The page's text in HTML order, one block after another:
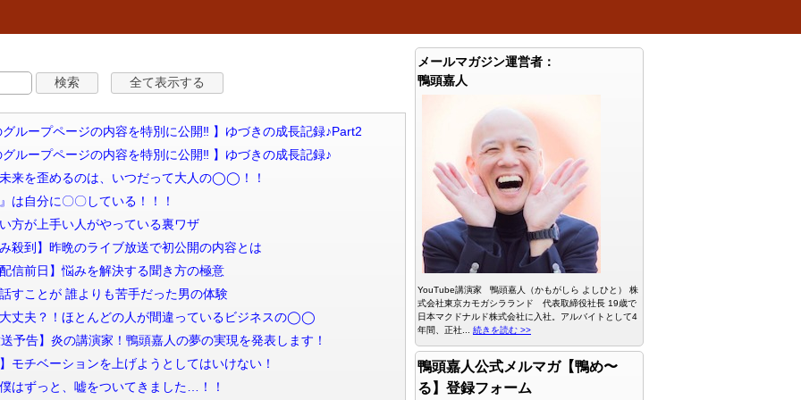
ループページの内容を特別に公開‼ 】ゆづきの成長記録♪Part2
ループページの内容を特別に公開‼ 】ゆづきの成長記録♪
来を歪めるのは、いつだって大人の◯◯！！
自分に〇〇している！！！
方が上手い人がやっている裏ワザ
到】昨晩のライブ放送で初公開の内容とは
信前日】悩みを解決する聞き方の極意
すことが 誰よりも苦手だった男の体験
丈夫？！ほとんどの人が間違っているビジネスの◯◯
告】炎の講演家！鴨頭嘉人の夢の実現を発表します！
チベーションを上げようとしてはいけない！
はずっと、嘘をついてきました…！！
メールマガジン運営者：
鴨頭嘉人
YouTube講演家 鴨頭嘉人（かもがしら よしひと） 株
式会社東京カモガシラランド 代表取締役社長 19歳で
日本マクドナルド株式会社に入社。アルバイトとして4
年間、正社... 続きを読む >>
鴨頭嘉人公式メルマガ【鴨め〜
る】登録フォーム